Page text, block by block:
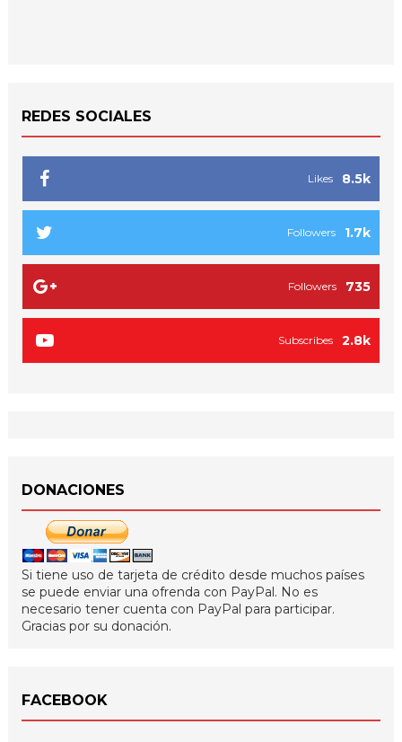
REDES SOCIALES
8.5k
Likes
1.7k
Followers
735
Followers
2.8k
Subscribes
DONACIONES
Si tiene uso de tarjeta de crédito desde muchos países
se puede enviar una ofrenda con PayPal. No es
necesario tener cuenta con PayPal para participar.
Gracias por su donación.
FACEBOOK